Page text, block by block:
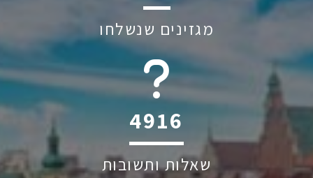
מגזינים שנשלחו
6044
שאלות ותשובות